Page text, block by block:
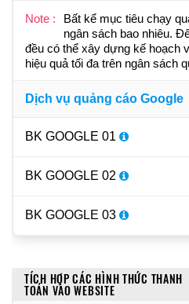
Note :
Bất kể mục tiêu chạy
ngân sách bao nhiêu.
đều có thể xây dựng kế hoạch
hiệu quả tối đa trên ngân sách
Dịch vụ quảng cáo Google
BK GOOGLE 01
BK GOOGLE 02
BK GOOGLE 03
TÍCH HỢP CÁC HÌNH THỨC THANH
TOÁN VÀO WEBSITE